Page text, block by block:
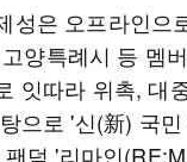
성은 오프라인으
양특례시 등 멤
잇따라 위촉, 대
으로 '신(新) 국
덤 '리마인